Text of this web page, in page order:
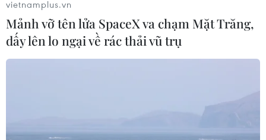
Từ hạt nhân đến eo biển
Hormuz: Đòn bẩy chiến lược mới của
Iran
vietnamplus.vn
Mảnh vỡ tên lửa SpaceX va chạm Mặt Trăng,
dấy lên lo ngại về rác thải vũ trụ